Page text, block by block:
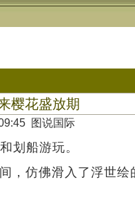
樱花盛放期
图说国际
划船游玩。
，仿佛滑入了浮世绘